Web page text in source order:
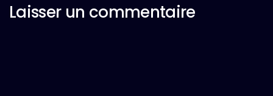
Laisser un commentaire